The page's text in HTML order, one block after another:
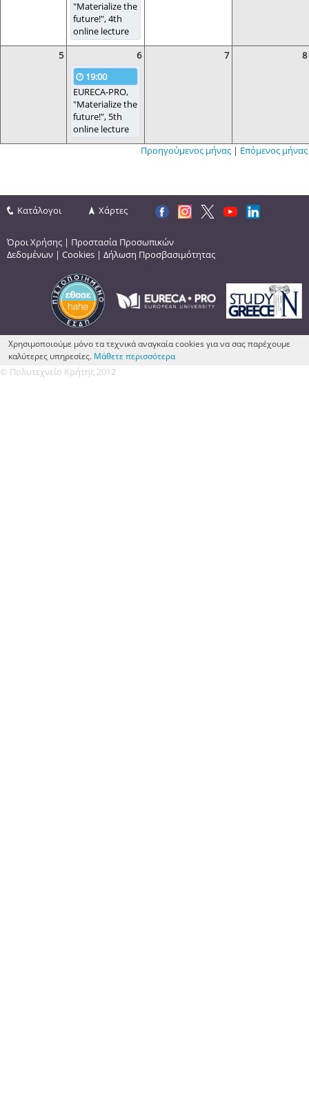
"Materialize the
future!", 4th
online lecture
5
6 7
8
19:00
EURECA-PRO,
"Materialize the
future!", 5th
online lecture
Προηγούμενος μήνας| Επόμενος μήνας
Κατάλογοι Χάρτες
Όροι Χρήσης | Προστασία Προσωπικών
Δεδομένων | Cookies | Δήλωση Προσβασιμότητας
Χρησιμοποιούμε μόνο τα τεχνικά αναγκαία cookies για να σας παρέχουμε
καλύτερες υπηρεσίες. Μάθετε περισσότερα
© Πολυτεχνείο Κρήτης 2012